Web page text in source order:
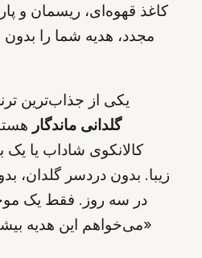
کاغذ قهوه‌ای، ریسمان و
مجدد، هدیه شما را
یکی از جذاب‌ترین
گلدانی ماندگار
کالانکوی شاداب یا یک
زیبا. بدون دردسر گلدان،
در سه روز. فقط یک
«می‌خواهم این هدیه